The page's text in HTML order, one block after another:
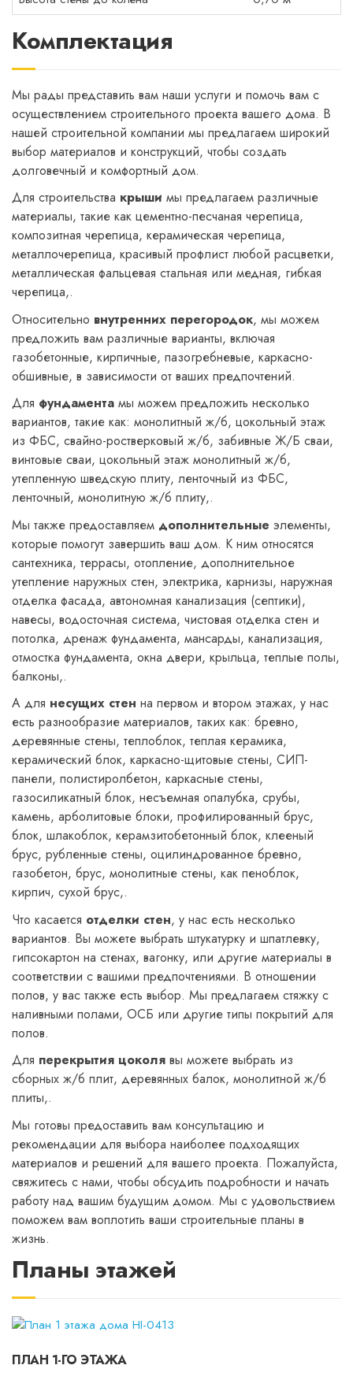
Комплектация
Мы рады представить вам наши услуги и помочь вам с
осуществлением строительного проекта вашего дома. В
нашей строительной компании мы предлагаем широкий
выбор материалов и конструкций, чтобы создать
долговечный и комфортный дом.
Для строительства крыши мы предлагаем различные
материалы, такие как цементно-песчаная черепица,
композитная черепица, керамическая черепица,
металлочерепица, красивый профлист любой расцветки,
металлическая фальцевая стальная или медная, гибкая
черепица,.
Относительно внутренних перегородок, мы можем
предложить вам различные варианты, включая
газобетонные, кирпичные, пазогребневые, каркасно-
обшивные, в зависимости от ваших предпочтений.
Для фундамента мы можем предложить несколько
вариантов, такие как: монолитный ж/б, цокольный этаж
из ФБС, свайно-ростверковый ж/б, забивные Ж/Б сваи,
винтовые сваи, цокольный этаж монолитный ж/б,
утепленную шведскую плиту, ленточный из ФБС,
ленточный, монолитную ж/б плиту,.
Мы также предоставляем дополнительные элементы,
которые помогут завершить ваш дом. К ним относятся
сантехника, террасы, отопление, дополнительное
утепление наружных стен, электрика, карнизы, наружная
отделка фасада, автономная канализация (септики),
навесы, водосточная система, чистовая отделка стен и
потолка, дренаж фундамента, мансарды, канализация,
отмостка фундамента, окна двери, крыльца, теплые полы,
балконы,.
А для несущих стен на первом и втором этажах, у нас
есть разнообразие материалов, таких как: бревно,
деревянные стены, теплоблок, теплая керамика,
керамический блок, каркасно-щитовые стены, СИП-
панели, полистиролбетон, каркасные стены,
газосиликатный блок, несъемная опалубка, срубы,
камень, арболитовые блоки, профилированный брус,
блок, шлакоблок, керамзитобетонный блок, клееный
брус, рубленные стены, оцилиндрованное бревно,
газобетон, брус, монолитные стены, как пеноблок,
кирпич, сухой брус,.
Что касается отделки стен, у нас есть несколько
вариантов. Вы можете выбрать штукатурку и шпатлевку,
гипсокартон на стенах, вагонку, или другие материалы в
соответствии с вашими предпочтениями. В отношении
полов, у вас также есть выбор. Мы предлагаем стяжку с
наливными полами, ОСБ или другие типы покрытий для
полов.
Для перекрытия цоколя вы можете выбрать из
сборных ж/б плит, деревянных балок, монолитной ж/б
плиты,.
Мы готовы предоставить вам консультацию и
рекомендации для выбора наиболее подходящих
материалов и решений для вашего проекта. Пожалуйста,
свяжитесь с нами, чтобы обсудить подробности и начать
работу над вашим будущим домом. Мы с удовольствием
поможем вам воплотить ваши строительные планы в
жизнь.
Планы этажей
ПЛАН 1-ГО ЭТАЖА